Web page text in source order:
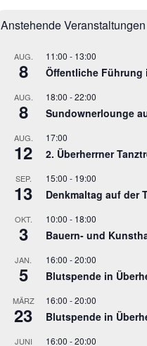
Anstehende Veranstaltungen
AUG.
8
11:00 - 13:00
Öffentliche Führung
AUG.
8
18:00 -22:00
Sundownerlounge
AUG.
12
17:00
2. Überherrner
SEP.
13
15:00 - 19:00
Denkmaltag auf der
OKT.
3
10:00 - 18:00
Bauern- und
JAN.
5
16:00 -20:00
Blutspende in
MÄRZ
23
16:00 -20:00
Blutspende in
JUNI 16:00 -20:00